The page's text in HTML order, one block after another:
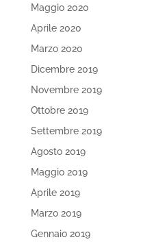
Maggio 2020
Aprile 2020
Marzo 2020
Dicembre 2019
Novembre 2019
Ottobre 2019
Settembre 2019
Agosto 2019
Maggio 2019
Aprile 2019
Marzo 2019
Gennaio 2019